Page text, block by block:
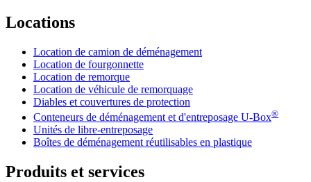
Locations
Location de camion de déménagement
Location de fourgonnette
Location de remorque
Location de véhicule de remorquage
Diables et couvertures de protection
Conteneurs de déménagement et d'entreposage U-Box®
Unités de libre-entreposage
Boîtes de déménagement réutilisables en plastique
Produits et services